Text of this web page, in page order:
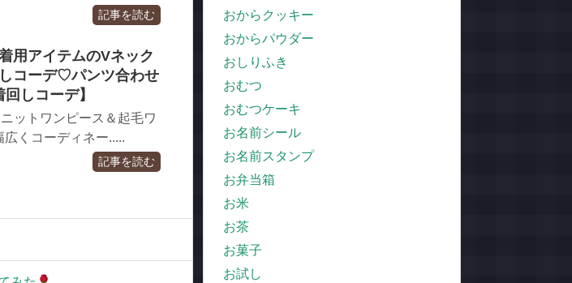
記事を読む
用アイテムのVネック
コーデ♡パンツ合わせ
しコーデ】
ットワンピース＆起毛ワ
くコーディネー.....
記事を読む
おからクッキー
おからパウダー
おしりふき
おむつ
おむつケーキ
お名前シール
お名前スタンプ
お弁当箱
お米
お茶
お菓子
お試し